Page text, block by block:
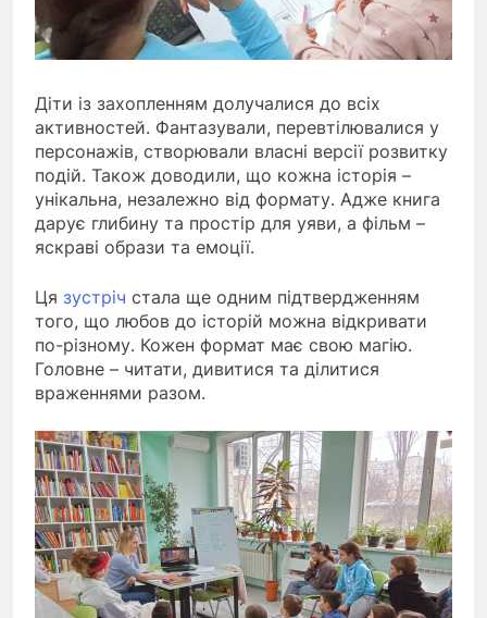
Діти із захопленням долучалися до всіх
активностей. Фантазували, перевтілювалися у
персонажів, створювали власні версії розвитку
подій. Також доводили, що кожна історія –
унікальна, незалежно від формату. Адже книга
дарує глибину та простір для уяви, а фільм –
яскраві образи та емоції.
Ця зустріч стала ще одним підтвердженням
того, що любов до історій можна відкривати
по-різному. Кожен формат має свою магію.
Головне – читати, дивитися та ділитися
враженнями разом.